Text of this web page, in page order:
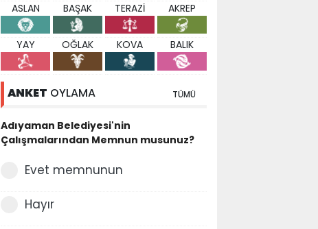
ASLAN BAŞAK TERAZİ AKREP
YAY OĞLAK KOVA BALIK
ANKET OYLAMA TÜMÜ
Adıyaman Belediyesi'nin
Çalışmalarından Memnun musunuz?
Evet memnunun
Hayır